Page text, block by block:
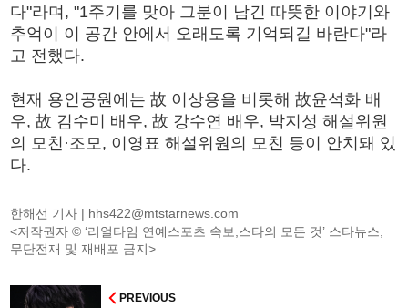
다"라며, "1주기를 맞아 그분이 남긴 따뜻한 이야기와
추억이 이 공간 안에서 오래도록 기억되길 바란다"라
고 전했다.
현재 용인공원에는 故 이상용을 비롯해 故윤석화 배
우, 故 김수미 배우, 故 강수연 배우, 박지성 해설위원
의 모친·조모, 이영표 해설위원의 모친 등이 안치돼 있
다.
한해선 기자 | hhs422@mtstarnews.com
<저작권자 © ‘리얼타임 연예스포츠 속보,스타의 모든 것’ 스타뉴스,
무단전재 및 재배포 금지>
PREVIOUS